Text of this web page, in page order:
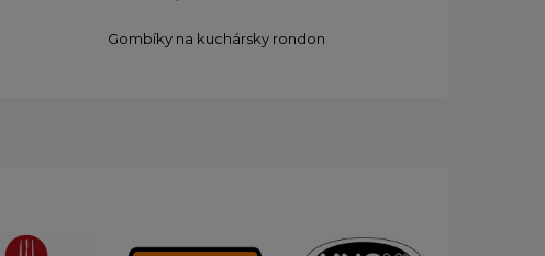
Gombíky na kuchársky rondon